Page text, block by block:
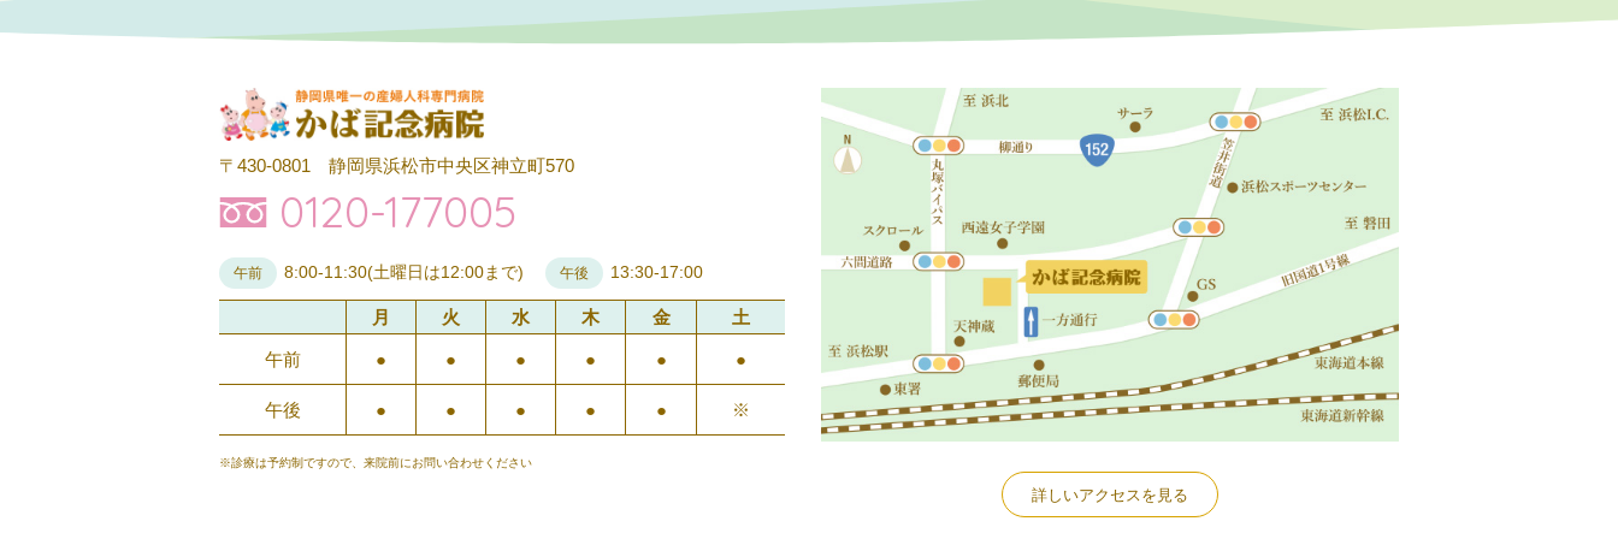
〒430-0801 静岡県浜松市中央区神立町570
0120-177005
午前 8:00-11:30(土曜日は12:00まで) 午後 13:30-17:00
月 火 水 木 金 土
午前 ● ● ● ● ● ●
午後 ● ● ● ● ● ※
※診療は予約制ですので、来院前にお問い合わせください
詳しいアクセスを見る